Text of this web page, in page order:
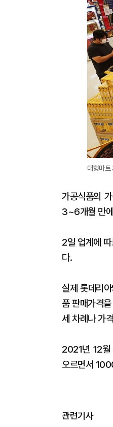
대형마트
가공식품의
3~6개월 만
2일 업계에
다.
실제 롯데리
품 판매가격
세 차례나 가
2021년 12
오르면서
관련기사